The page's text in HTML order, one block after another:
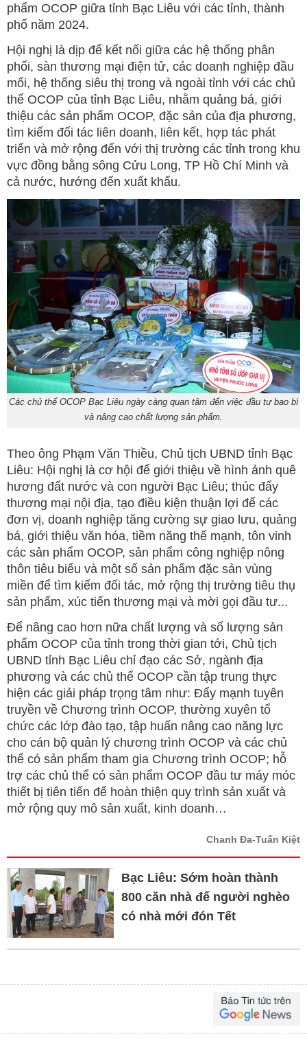
phẩm OCOP giữa tỉnh Bạc Liêu với các tỉnh, thành
phố năm 2024.
Hội nghị là dịp để kết nối giữa các hệ thống phân
phối, sàn thương mại điện tử, các doanh nghiệp đầu
mối, hệ thống siêu thị trong và ngoài tỉnh với các chủ
thể OCOP của tỉnh Bạc Liêu, nhằm quảng bá, giới
thiệu các sản phẩm OCOP, đặc sản của địa phương,
tìm kiếm đối tác liên doanh, liên kết, hợp tác phát
triển và mở rộng đến với thị trường các tỉnh trong khu
vực đồng bằng sông Cửu Long, TP Hồ Chí Minh và
cả nước, hướng đến xuất khẩu.
Các chủ thể OCOP Bạc Liêu ngày càng quan tâm đến việc đầu tư bao bì
và nâng cao chất lượng sản phẩm.
Theo ông Phạm Văn Thiều, Chủ tịch UBND tỉnh Bạc
Liêu: Hội nghị là cơ hội để giới thiệu về hình ảnh quê
hương đất nước và con người Bạc Liêu; thúc đẩy
thương mại nội địa, tạo điều kiện thuận lợi để các
đơn vị, doanh nghiệp tăng cường sự giao lưu, quảng
bá, giới thiệu văn hóa, tiềm năng thế mạnh, tôn vinh
các sản phẩm OCOP, sản phẩm công nghiệp nông
thôn tiêu biểu và một số sản phẩm đặc sản vùng
miền để tìm kiếm đối tác, mở rộng thị trường tiêu thụ
sản phẩm, xúc tiến thương mại và mời gọi đầu tư...
Để nâng cao hơn nữa chất lượng và số lượng sản
phẩm OCOP của tỉnh trong thời gian tới, Chủ tịch
UBND tỉnh Bạc Liêu chỉ đạo các Sở, ngành địa
phương và các chủ thể OCOP cần tập trung thực
hiện các giải pháp trọng tâm như: Đẩy mạnh tuyên
truyền về Chương trình OCOP, thường xuyên tổ
chức các lớp đào tạo, tập huấn nâng cao năng lực
cho cán bộ quản lý chương trình OCOP và các chủ
thể có sản phẩm tham gia Chương trình OCOP; hỗ
trợ các chủ thể có sản phẩm OCOP đầu tư máy móc
thiết bị tiên tiến để hoàn thiện quy trình sản xuất và
mở rộng quy mô sản xuất, kinh doanh…
Chanh Đa-Tuấn Kiệt
Bạc Liêu: Sớm hoàn thành
800 căn nhà để người nghèo
có nhà mới đón Tết